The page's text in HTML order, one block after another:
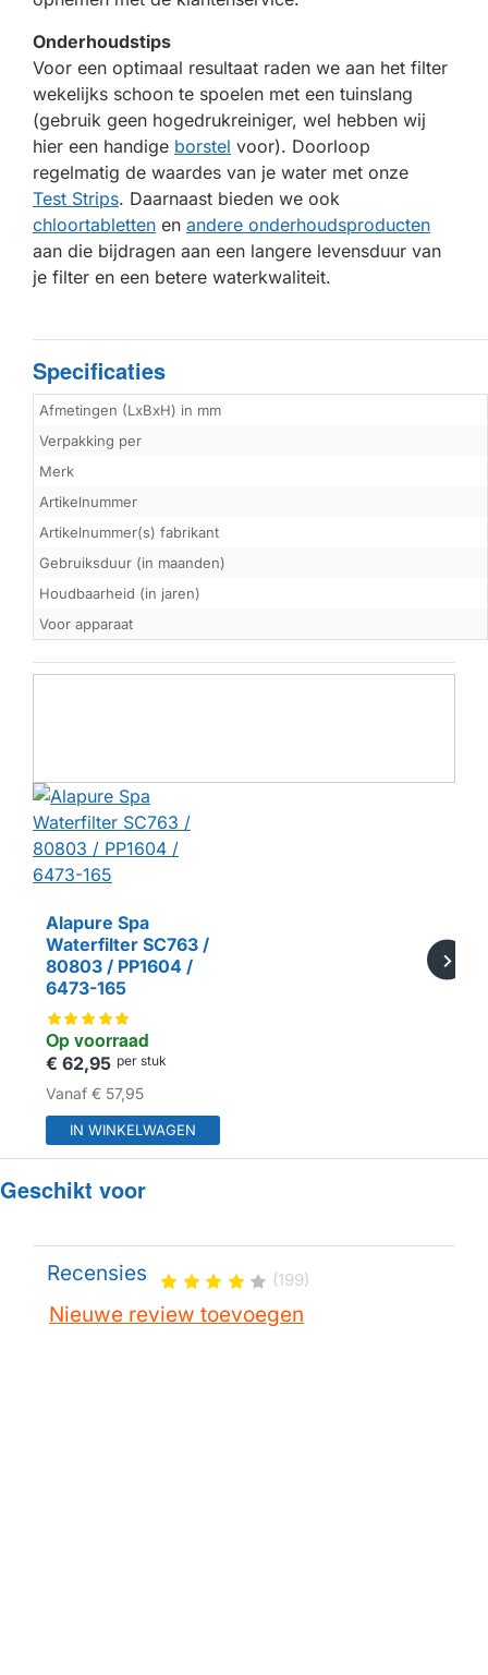
Onderhoudstips
Voor een optimaal resultaat raden we aan het filter
wekelijks schoon te spoelen met een tuinslang
(gebruik geen hogedrukreiniger, wel hebben wij
hier een handige borstel voor). Doorloop
regelmatig de waardes van je water met onze
Test Strips. Daarnaast bieden we ook
chloortabletten en andere onderhoudsproducten
aan die bijdragen aan een langere levensduur van
je filter en een betere waterkwaliteit.
Specificaties
Afmetingen (LxBxH) in mm
Verpakking per
Merk
Artikelnummer
Artikelnummer(s) fabrikant
Gebruiksduur (in maanden)
Houdbaarheid (in jaren)
Voor apparaat
HUISMERK
Op voorraad
Alapure Spa
Waterfilter SC763 /
80803 / PP1604 /
6473-165
€ 62,95 per stuk
Vanaf € 57,95
IN WINKELWAGEN
Geschikt voor
Recensies (199)
Nieuwe review toevoegen